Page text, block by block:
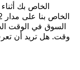
السوق في الوقت
وقت. هل تريد أن